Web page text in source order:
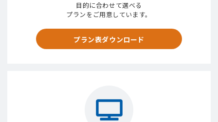
目的に合わせて選べる
プランをご用意しています。
プラン表ダウンロード